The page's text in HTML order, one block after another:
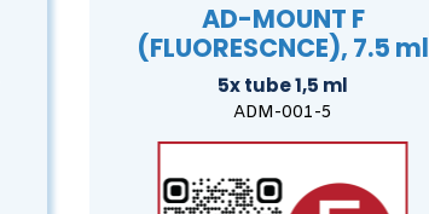
AD-MOUNT F
(FLUORESCNCE), 7.5 ml
5x tube 1,5 ml
ADM-001-5